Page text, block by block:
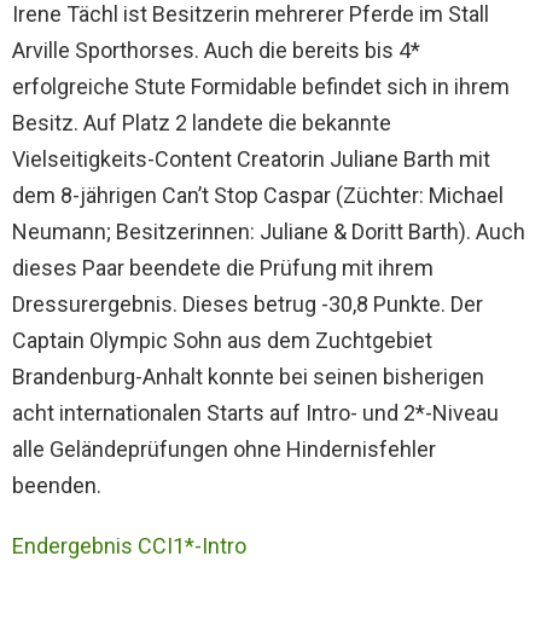
Irene Tächl ist Besitzerin mehrerer Pferde im Stall
Arville Sporthorses. Auch die bereits bis 4*
erfolgreiche Stute Formidable befindet sich in ihrem
Besitz. Auf Platz 2 landete die bekannte
Vielseitigkeits-Content Creatorin Juliane Barth mit
dem 8-jährigen Can’t Stop Caspar (Züchter: Michael
Neumann; Besitzerinnen: Juliane & Doritt Barth). Auch
dieses Paar beendete die Prüfung mit ihrem
Dressurergebnis. Dieses betrug -30,8 Punkte. Der
Captain Olympic Sohn aus dem Zuchtgebiet
Brandenburg-Anhalt konnte bei seinen bisherigen
acht internationalen Starts auf Intro- und 2*-Niveau
alle Geländeprüfungen ohne Hindernisfehler
beenden.
Endergebnis CCI1*-Intro